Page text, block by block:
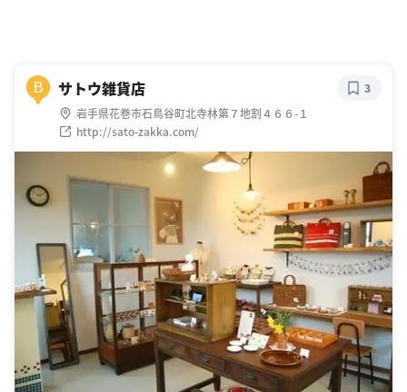
B サトウ雑貨店
岩手県花巻市石鳥谷町北寺林第７地割４６６-１
http://sato-zakka.com/
3